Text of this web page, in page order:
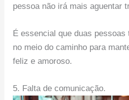
pessoa não irá mais aguentar
É essencial que duas
no meio do caminho para
feliz e amoroso.
5. Falta de comunicação.